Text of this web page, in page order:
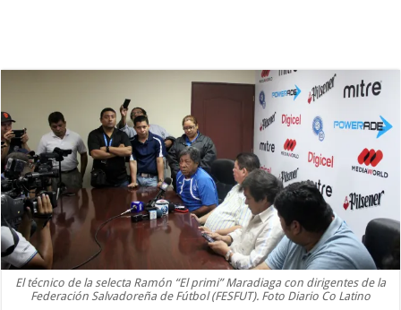
El técnico de la selecta Ramón “El primi” Maradiaga con dirigentes de la
Federación Salvadoreña de Fútbol (FESFUT). Foto Diario Co Latino